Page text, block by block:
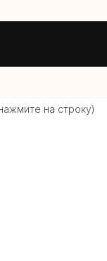
на строку)